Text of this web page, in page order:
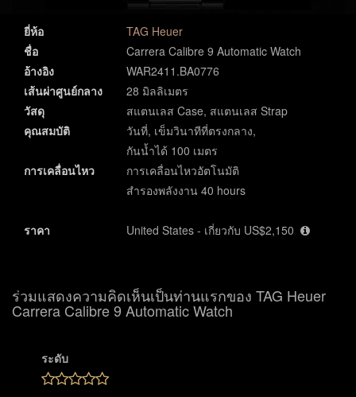
ยี่ห้อ
TAG Heuer
ชื่อ
Carrera Calibre 9 Automatic Watch
อ้างอิง
WAR2411.BA0776
เส้นผ่าศูนย์กลาง
28 มิลลิเมตร
วัสดุ
สแตนเลส Case, สแตนเลส Strap
คุณสมบัติ
วันที่, เข็มวินาทีที่ตรงกลาง,
กันน้ำได้ 100 เมตร
การเคลื่อนไหว
การเคลื่อนไหวอัตโนมัติ
สำรองพลังงาน 40 hours
ราคา United States - เกี่ยวกับ US$2,150
ร่วมแสดงความคิดเห็นเป็นท่านแรกของ TAG Heuer
Carrera Calibre 9 Automatic Watch
ระดับ